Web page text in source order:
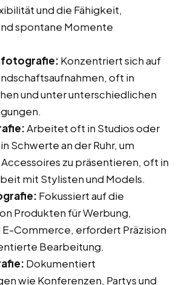
und die Fähigkeit,
spontane Momente
Konzentriert sich auf
oft in
und unter unterschiedlichen
Arbeitet oft in Studios oder
Schwerte an der Ruhr, um
zu präsentieren, oft in
mit Stylisten und Models.
Fokussiert auf die
Produkten für Werbung,
E-Commerce, erfordert Präzision
Bearbeitung.
Dokumentiert
wie Konferenzen, Partys und